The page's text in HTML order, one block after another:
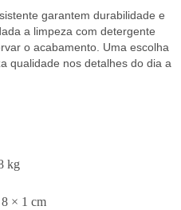
garantem durabilidade e
a limpeza com detergente
o acabamento. Uma escolha
qualidade nos detalhes do dia a
kg
× 1 cm